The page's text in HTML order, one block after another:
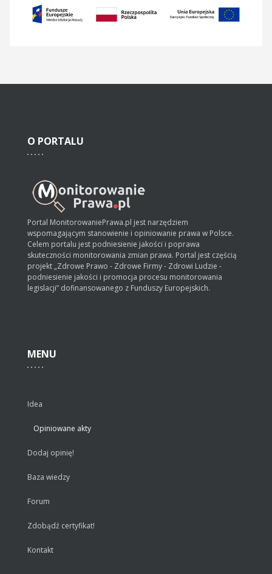
O PORTALU
Portal MonitorowaniePrawa.pl jest narzędziem
wspomagającym stanowienie i opiniowanie prawa w Polsce.
Celem portalu jest podniesienie jakości i poprawa
skuteczności monitorowania zmian prawa. Portal jest częścią
projekt „Zdrowe Prawo - Zdrowe Firmy - Zdrowi Ludzie -
podniesienie jakości i promocja procesu monitorowania
legislacji” dofinansowanego z Funduszy Europejskich.
MENU
Idea
Opiniowane akty
Dodaj opinię!
Baza wiedzy
Forum
Zdobądź certyfikat!
Kontakt